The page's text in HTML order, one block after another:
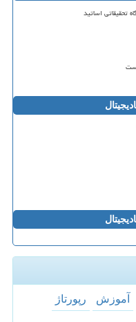
آموزش
رپورتاژ